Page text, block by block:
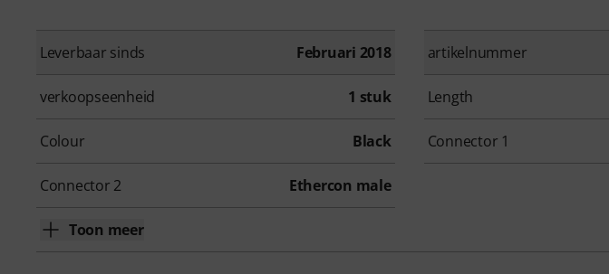
Leverbaar sinds Februari 2018 artikelnummer
verkoopseenheid 1 stuk Length
Colour Black Connector 1
Connector 2 Ethercon male
Toon meer